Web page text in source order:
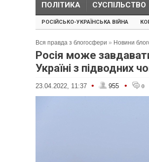
ПОЛІТИКА СУСПІЛЬСТВО
РОСІЙСЬКО-УКРАЇНСЬКА ВІЙНА
Вся правда з блогосфери » Новини
Росія може
Україні з підводних
23.04.2022, 11:37 • 955 • 0